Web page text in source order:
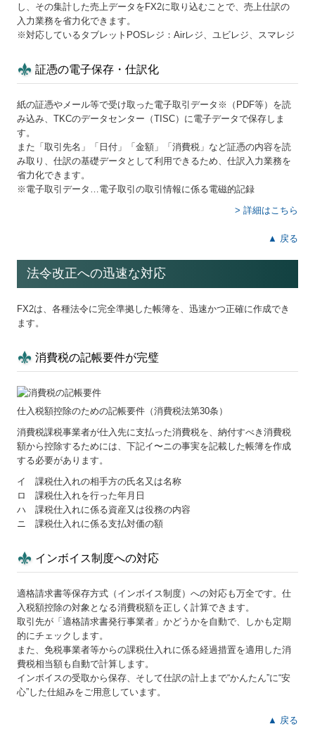
し、その集計した売上データをFX2に取り込むことで、売上仕訳の
入力業務を省力化できます。
※対応しているタブレットPOSレジ：Airレジ、ユビレジ、スマレジ
証憑の電子保存・仕訳化
紙の証憑やメール等で受け取った電子取引データ※（PDF等）を読
み込み、TKCのデータセンター（TISC）に電子データで保存しま
す。
また「取引先名」「日付」「金額」「消費税」など証憑の内容を読
み取り、仕訳の基礎データとして利用できるため、仕訳入力業務を
省力化できます。
※電子取引データ…電子取引の取引情報に係る電磁的記録
> 詳細はこちら
▲ 戻る
法令改正への迅速な対応
FX2は、各種法令に完全準拠した帳簿を、迅速かつ正確に作成でき
ます。
消費税の記帳要件が完璧
仕入税額控除のための記帳要件（消費税法第30条）
消費税課税事業者が仕入先に支払った消費税を、納付すべき消費税
額から控除するためには、下記イ〜ニの事実を記載した帳簿を作成
する必要があります。
イ 課税仕入れの相手方の氏名又は名称
ロ 課税仕入れを行った年月日
ハ 課税仕入れに係る資産又は役務の内容
ニ 課税仕入れに係る支払対価の額
インボイス制度への対応
適格請求書等保存方式（インボイス制度）への対応も万全です。仕
入税額控除の対象となる消費税額を正しく計算できます。
取引先が「適格請求書発行事業者」かどうかを自動で、しかも定期
的にチェックします。
また、免税事業者等からの課税仕入れに係る経過措置を適用した消
費税相当額も自動で計算します。
インボイスの受取から保存、そして仕訳の計上まで“かんたん”に“安
心”した仕組みをご用意しています。
▲ 戻る